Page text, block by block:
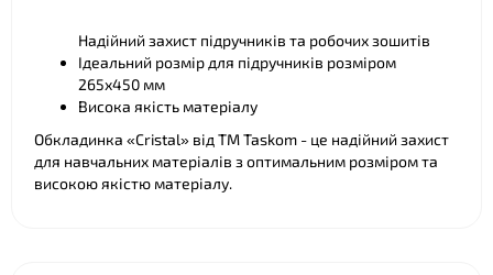
Надійний захист підручників та робочих зошитів
Ідеальний розмір для підручників розміром
265х450 мм
Висока якість матеріалу
Обкладинка «Cristal» від ТМ Taskom - це надійний захист
для навчальних матеріалів з оптимальним розміром та
високою якістю матеріалу.